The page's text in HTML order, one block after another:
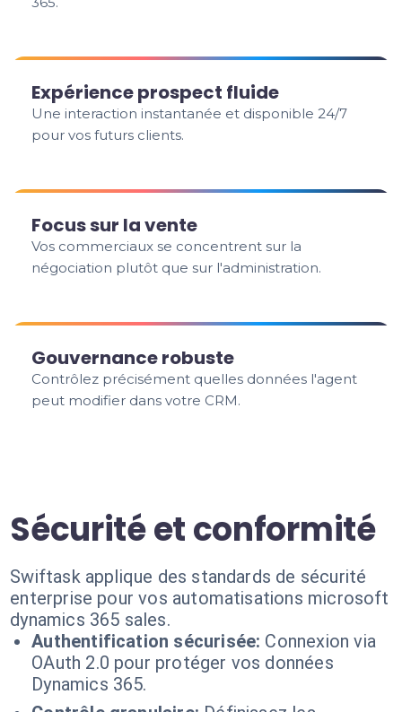
Expérience prospect fluide
Une interaction instantanée et disponible 24/7
pour vos futurs clients.
Focus sur la vente
Vos commerciaux se concentrent sur la
négociation plutôt que sur l'administration.
Gouvernance robuste
Contrôlez précisément quelles données l'agent
peut modifier dans votre CRM.
Sécurité et conformité
Swiftask applique des standards de sécurité
enterprise pour vos automatisations microsoft
dynamics 365 sales.
Authentification sécurisée: Connexion via
OAuth 2.0 pour protéger vos données
Dynamics 365.